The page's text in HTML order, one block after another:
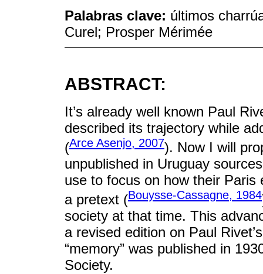
Palabras clave: últimos
Curel; Prosper Mérimée
ABSTRACT:
It’s already well known Paul
described its trajectory while
(Arce Asenjo, 2007). Now I will
unpublished in Uruguay
use to focus on how their
a pretext (Bouysse-Cassagne, 1984
society at that time. This
a revised edition on Paul
“memory” was published in
Society.